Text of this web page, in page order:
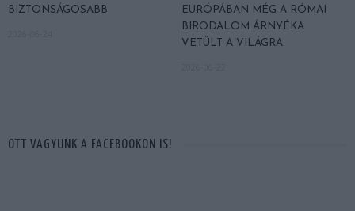
BIZTONSÁGOSABB
EURÓPÁBAN MÉG A RÓMAI
BIRODALOM ÁRNYÉKA
VETÜLT A VILÁGRA
OTT VAGYUNK A FACEBOOKON IS!